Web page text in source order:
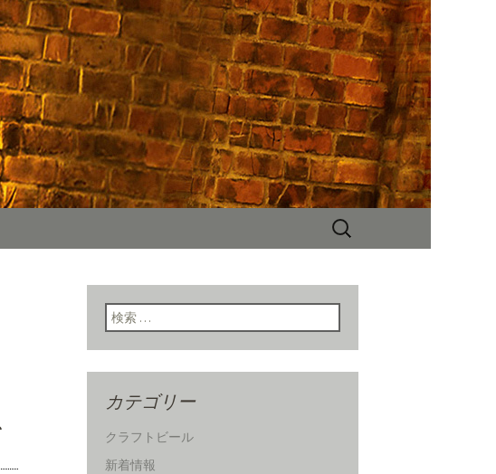
。のNYスタイルの店内、人気のハンバー
、ランチ、ディナー、パーティーなど多
検
検索:
カテゴリー
クラフトビール
新着情報